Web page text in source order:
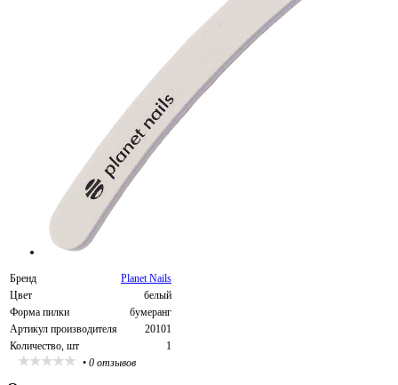
Бренд
Planet Nails
Цвет
белый
Форма пилки
бумеранг
Артикул производителя
20101
Количество, шт
1
• 0 отзывов